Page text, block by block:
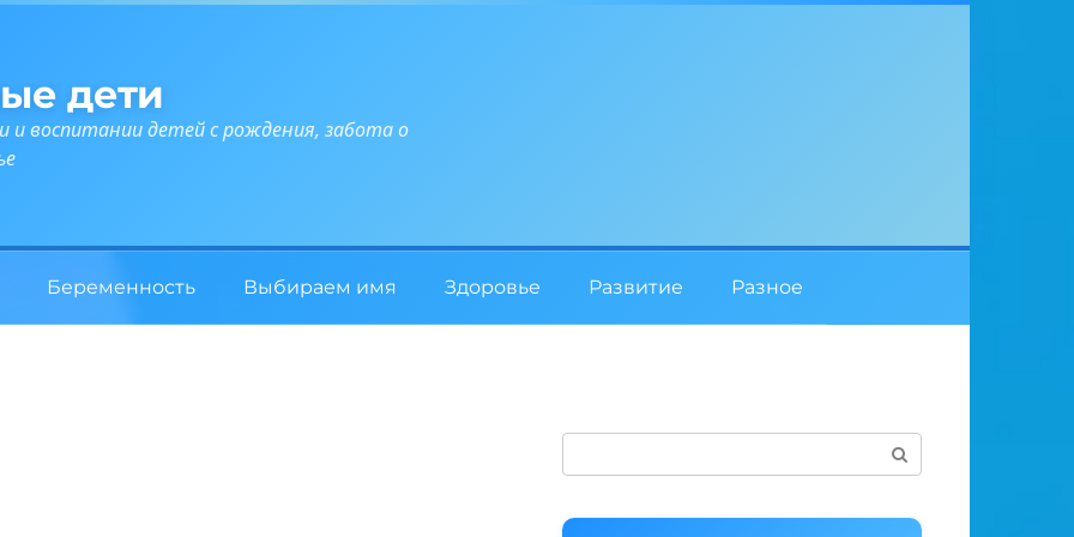
дети
и воспитании детей с рождения, забота о
Беременность Выбираем имя Здоровье Развитие Разное